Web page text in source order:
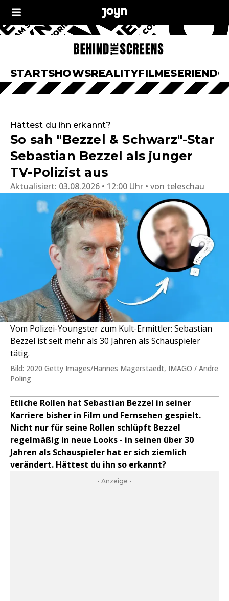
STARTSHOWSREALITYFILMESERIEN
Hättest du ihn erkannt?
So sah "Bezzel & Schwarz"-Star
Sebastian Bezzel als junger
TV-Polizist aus
Aktualisiert: 03.08.2026 • 12:00 Uhr von teleschau
Vom Polizei-Youngster zum Kult-Ermittler: Sebastian
Bezzel ist seit mehr als 30 Jahren als Schauspieler
tätig.
Bild: 2020 Getty Images/Hannes Magerstaedt, IMAGO / Andre
Poling
Etliche Rollen hat Sebastian Bezzel in seiner
Karriere bisher in Film und Fernsehen gespielt.
Nicht nur für seine Rollen schlüpft Bezzel
regelmäßig in neue Looks - in seinen über 30
Jahren als Schauspieler hat er sich ziemlich
verändert. Hättest du ihn so erkannt?
- Anzeige -